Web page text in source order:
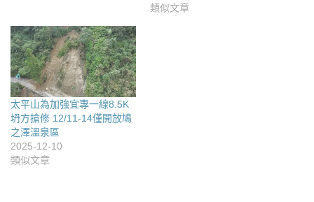
類似文章
太平山為加強宜專一線8.5K
坍方搶修 12/11-14僅開放鳩
之澤溫泉區
2025-12-10
類似文章